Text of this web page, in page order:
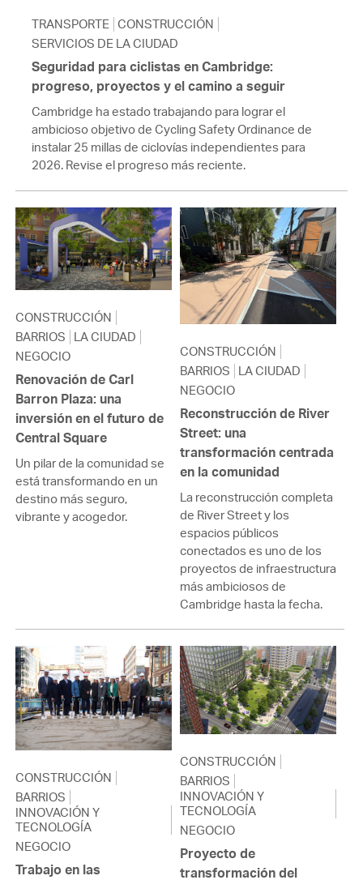
TRANSPORTE CONSTRUCCIÓN
SERVICIOS DE LA CIUDAD
Seguridad para ciclistas en Cambridge:
progreso, proyectos y el camino a seguir
Cambridge ha estado trabajando para lograr el
ambicioso objetivo de Cycling Safety Ordinance de
instalar 25 millas de ciclovías independientes para
2026. Revise el progreso más reciente.
CONSTRUCCIÓN
BARRIOS
LA CIUDAD
NEGOCIO
Renovación de Carl
Barron Plaza: una
inversión en el futuro de
Central Square
Un pilar de la comunidad se
está transformando en un
destino más seguro,
vibrante y acogedor.
CONSTRUCCIÓN
BARRIOS
LA CIUDAD
NEGOCIO
Reconstrucción de River
Street: una
transformación centrada
en la comunidad
La reconstrucción completa
de River Street y los
espacios públicos
conectados es uno de los
proyectos de infraestructura
más ambiciosos de
Cambridge hasta la fecha.
CONSTRUCCIÓN
BARRIOS
INNOVACIÓN Y
TECNOLOGÍA
NEGOCIO
Trabajo en las
CONSTRUCCIÓN
BARRIOS
INNOVACIÓN Y
TECNOLOGÍA
NEGOCIO
Proyecto de
transformación del